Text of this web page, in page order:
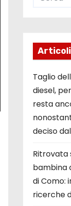
Taglio
diesel,
resta
deciso
Ritrovata
bambina
di Como:
ricerche